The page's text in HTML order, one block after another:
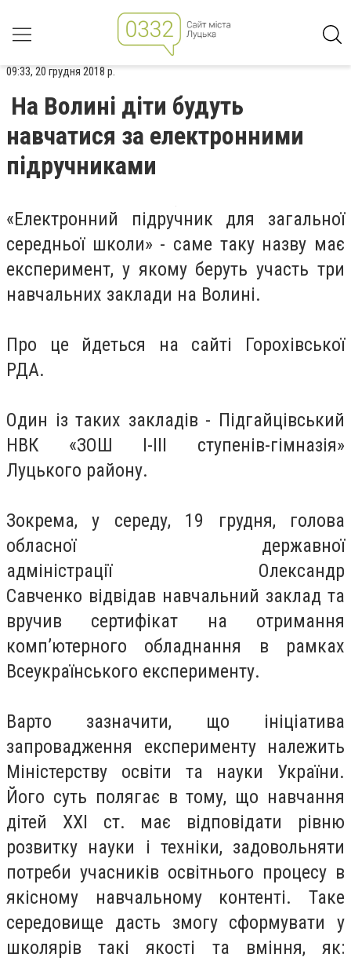
09:33, 20 грудня 2018 р.
На Волині діти будуть
навчатися за електронними
підручниками
«Електронний підручник для загальної
середньої школи» - саме таку назву має
експеримент, у якому беруть участь три
навчальних заклади на Волині.
Про це йдеться на сайті Горохівської
РДА.
Один із таких закладів - Підгайцівський
НВК «ЗОШ І-ІІІ ступенів-гімназія»
Луцького району.
Зокрема, у середу, 19 грудня, голова
обласної державної
адміністрації Олександр
Савченко відвідав навчальний заклад та
вручив сертифікат на отримання
комп’ютерного обладнання в рамках
Всеукраїнського експерименту.
Варто зазначити, що ініціатива
запровадження експерименту належить
Міністерству освіти та науки України.
Його суть полягає в тому, що навчання
дітей XXI ст. має відповідати рівню
розвитку науки і техніки, задовольняти
потреби учасників освітнього процесу в
якісному навчальному контенті. Таке
середовище дасть змогу сформувати у
школярів такі якості та вміння, як: